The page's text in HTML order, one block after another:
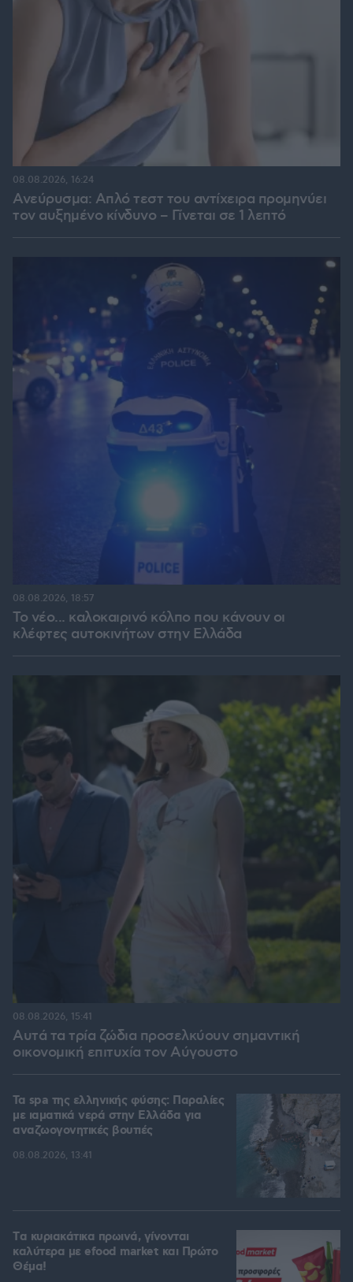
Ανεύρυσμα: Απλό τεστ του αντίχειρα προμηνύει
τον αυξημένο κίνδυνο – Γίνεται σε 1 λεπτό
08.08.2026, 16:24
Το νέο... καλοκαιρινό κόλπο που κάνουν οι
κλέφτες αυτοκινήτων στην Ελλάδα
08.08.2026, 18:57
Αυτά τα τρία ζώδια προσελκύουν σημαντική
οικονομική επιτυχία τον Αύγουστο
08.08.2026, 15:41
Τα spa της ελληνικής φύσης: Παραλίες
με ιαματικά νερά στην Ελλάδα για
αναζωογονητικές βουτιές
08.08.2026, 13:41
Tα κυριακάτικα πρωινά, γίνονται
καλύτερα με efood market και Πρώτο
Θέμα!